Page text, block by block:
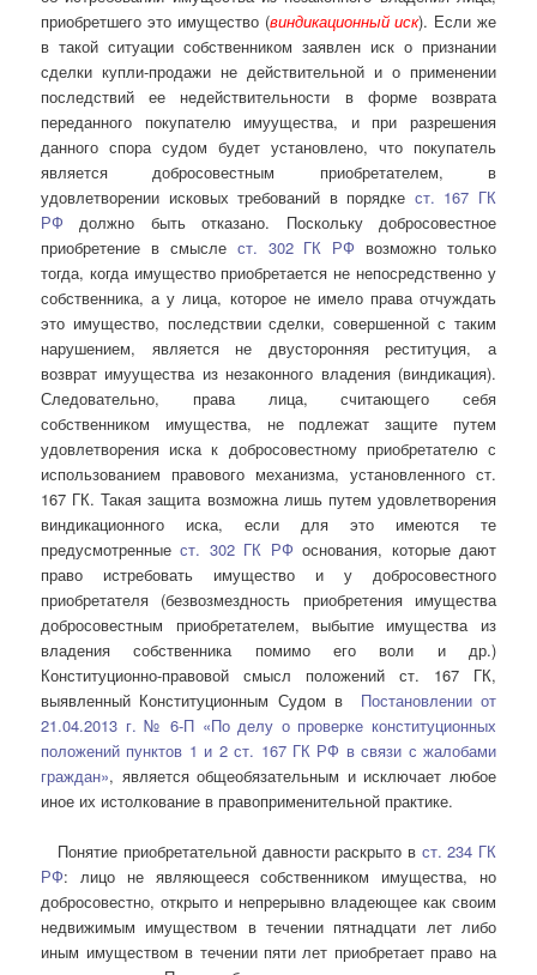
приобретшего это имущество (виндикационный иск). Если же
в такой ситуации собственником заявлен иск о признании
сделки купли-продажи не действительной и о применении
последствий ее недействительности в форме возврата
переданного покупателю имуущества, и при разрешения
данного спора судом будет установлено, что покупатель
является добросовестным приобретателем, в
удовлетворении исковых требований в порядке ст. 167 ГК
РФ должно быть отказано. Поскольку добросовестное
приобретение в смысле ст. 302 ГК РФ возможно только
тогда, когда имущество приобретается не непосредственно у
собственника, а у лица, которое не имело права отчуждать
это имущество, последствии сделки, совершенной с таким
нарушением, является не двусторонняя реституция, а
возврат имуущества из незаконного владения (виндикация).
Следовательно, права лица, считающего себя
собственником имущества, не подлежат защите путем
удовлетворения иска к добросовестному приобретателю с
использованием правового механизма, установленного ст.
167 ГК. Такая защита возможна лишь путем удовлетворения
виндикационного иска, если для это имеются те
предусмотренныест. 302 ГК РФ основания, которые дают
право истребовать имущество и у добросовестного
приобретателя (безвозмездность приобретения имущества
добросовестным приобретателем, выбытие имущества из
владения собственника помимо его воли и др.)
Конституционно-правовой смысл положений ст. 167 ГК,
выявленный Конституционным Судом в Постановлении от
21.04.2013 г. № 6-П «По делу о проверке конституционных
положений пунктов 1 и 2 ст. 167 ГК РФ в связи с жалобами
граждан», является общеобязательным и исключает любое
иное их истолкование в правоприменительной практике.
Понятие приобретательной давности раскрыто в ст. 234 ГК
РФ: лицо не являющееся собственником имущества, но
добросовестно, открыто и непрерывно владеющее как своим
недвижимым имуществом в течении пятнадцати лет либо
иным имуществом в течении пяти лет приобретает право на